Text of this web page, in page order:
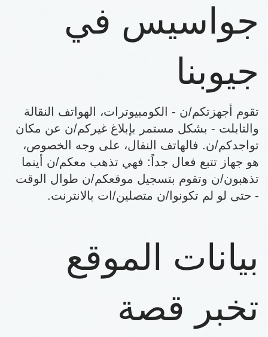
جواسيس في
جيوبنا
تقوم أجهزتكم/ن - الكومبيوترات، الهواتف النقالة
والتابلت - بشكل مستمر بإبلاغ غيركم/ن عن مكان
تواجدكم/ن. فالهاتف النقال، على وجه الخصوص،
هو جهاز تتبع فعال جداً: فهي تذهب معكم/ن أينما
تذهبون/ن وتقوم بتسجيل موقعكم/ن طوال الوقت
- حتى لو لم تكونوا/ن متصلين/ات بالانترنت.
بيانات الموقع
تخبر قصة